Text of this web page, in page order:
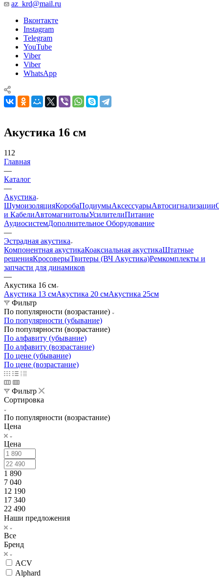
az_krd@mail.ru
Вконтакте
Instagram
Telegram
YouTube
Viber
Viber
WhatsApp
Акустика 16 см
112
Главная
—
Каталог
—
Акустика
ШумоизоляцияКоробаПодиумыАксессуарыАвтосигнализации
и КабелиАвтомагнитолыУсилителиПитание
АудиосистемДополнительное Оборудование
—
Эстрадная акустика
Компонентная акустикаКоаксиальная акустикаШтатные
решенияКросоверыТвитеры (ВЧ Акустика)Ремкомплекты и
запчасти для динамиков
—
Акустика 16 см
Акустика 13 смАкустика 20 смАкустика 25см
Фильтр
По популярности (возрастание)
По популярности (убывание)
По популярности (возрастание)
По алфавиту (убывание)
По алфавиту (возрастание)
По цене (убывание)
По цене (возрастание)
Фильтр
Сортировка
По популярности (возрастание)
Цена
Цена
1 890
7 040
12 190
17 340
22 490
Наши предложения
Все
Бренд
ACV
Alphard